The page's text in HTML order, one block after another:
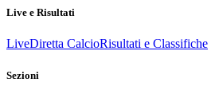
Live e Risultati
LiveDiretta CalcioRisultati e Classifiche
Sezioni